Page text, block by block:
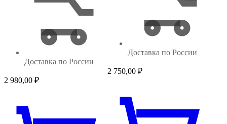
Доставка по России
2 980,00 ₽
Доставка по России
2 750,00 ₽